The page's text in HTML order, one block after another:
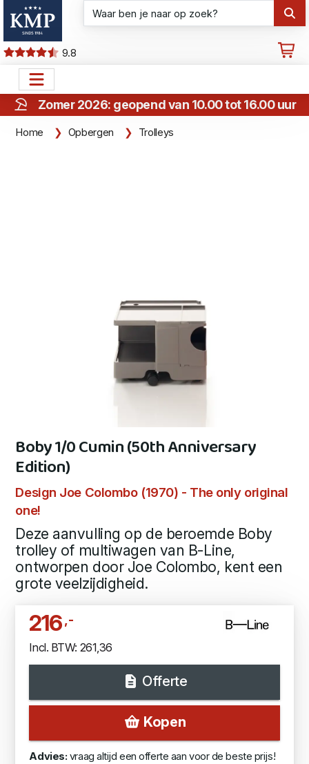
9.8
Zomer 2026: geopend van 10.00 tot 16.00 uur
Home Opbergen Trolleys
Boby 1/0 Cumin (50th Anniversary
Edition)
Design Joe Colombo (1970) - The only original
one!
Deze aanvulling op de beroemde Boby
trolley of multiwagen van B-Line,
ontworpen door Joe Colombo, kent een
grote veelzijdigheid.
216,-
Incl. BTW: 261,36
Offerte
Kopen
Advies: vraag altijd een offerte aan voor de beste prijs!